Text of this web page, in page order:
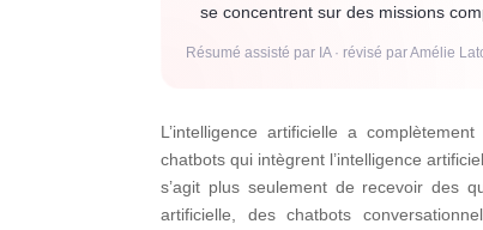
se concentrent sur des missions
Résumé assisté par IA · révisé par Amélie
L’intelligence artificielle a
chatbots qui intègrent l’intelligence
s’agit plus seulement de recevoir des
artificielle, des chatbots